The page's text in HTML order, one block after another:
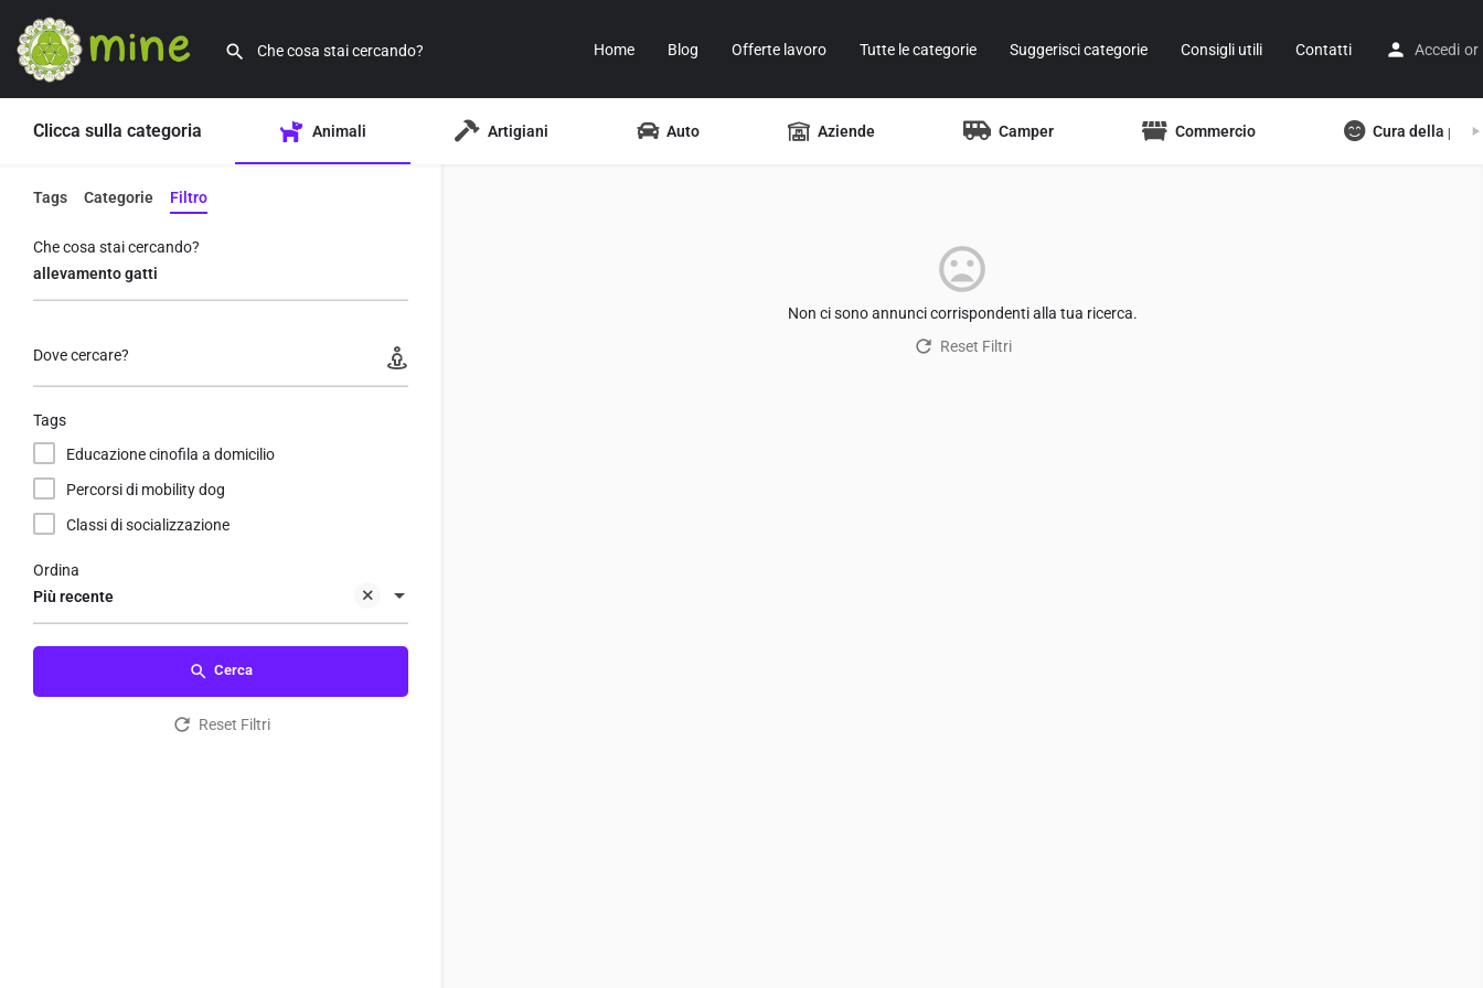
Home Blog Offerte lavoro Tutte le categorie Suggerisci categorie Consigli utili Contatti Accedi or
Clicca sulla categoria Animali Artigiani Auto Aziende Camper Commercio Cura della
Tags Categorie Filtro
Che cosa stai cercando?
Dove cercare?
Tags
Educazione cinofila a domicilio
Percorsi di mobility dog
Classi di socializzazione
Più recente
Ordina
Cerca
Reset Filtri
Non ci sono annunci corrispondenti alla tua ricerca.
Reset Filtri